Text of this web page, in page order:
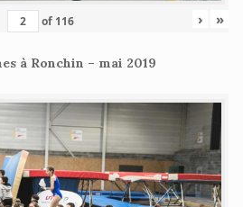
of 116 › »
à Ronchin – mai 2019